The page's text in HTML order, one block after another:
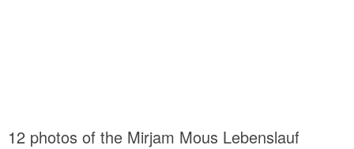
12 photos of the Mirjam Mous Lebenslauf